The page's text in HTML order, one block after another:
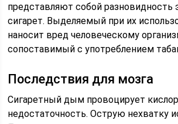
представляют собой разновидность
сигарет. Выделяемый при их
наносит вред человеческому
сопоставимый с употреблением
Последствия для мозга
Сигаретный дым провоцирует
недостаточность. Острую нехватку